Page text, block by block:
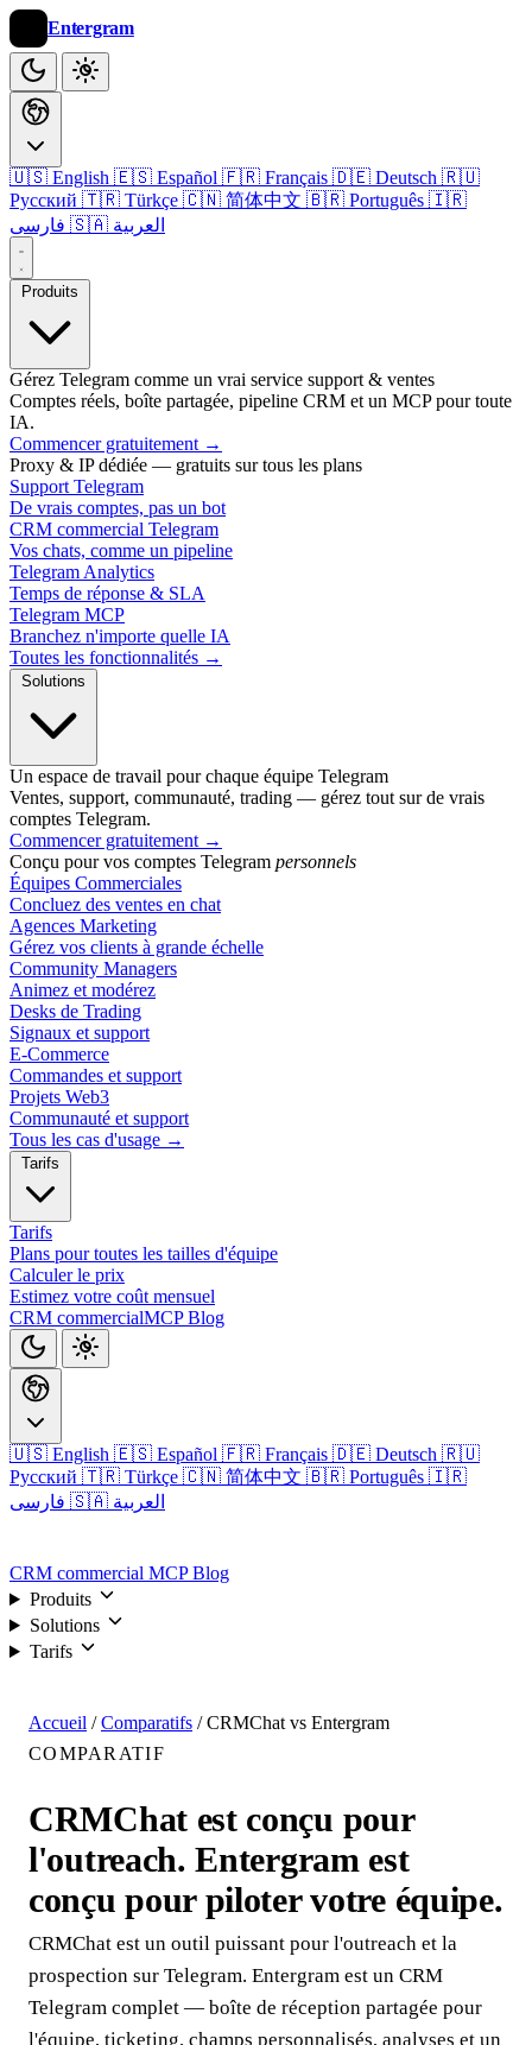
Entergram
🇺🇸 English 🇪🇸 Español 🇫🇷 Français 🇩🇪 Deutsch 🇷🇺
Русский 🇹🇷 Türkçe 🇨🇳 简体中文 🇧🇷 Português 🇮🇷
🇸🇦 العربية
Produits
Gérez Telegram comme un vrai service support & ventes
Comptes réels, boîte partagée, pipeline CRM et un MCP pour toute
IA.
Commencer gratuitement →
Proxy & IP dédiée — gratuits sur tous les plans
Support Telegram
De vrais comptes, pas un bot
CRM commercial Telegram
Vos chats, comme un pipeline
Telegram Analytics
Temps de réponse & SLA
Telegram MCP
Branchez n'importe quelle IA
Toutes les fonctionnalités →
Solutions
Un espace de travail pour chaque équipe Telegram
Ventes, support, communauté, trading — gérez tout sur de vrais
comptes Telegram.
Commencer gratuitement →
Conçu pour vos comptes Telegram personnels
Équipes Commerciales
Concluez des ventes en chat
Agences Marketing
Gérez vos clients à grande échelle
Community Managers
Animez et modérez
Desks de Trading
Signaux et support
E-Commerce
Commandes et support
Projets Web3
Communauté et support
Tous les cas d'usage →
Tarifs
Tarifs
Plans pour toutes les tailles d'équipe
Calculer le prix
Estimez votre coût mensuel
CRM commercialMCPBlog
🇺🇸 English 🇪🇸 Español 🇫🇷 Français 🇩🇪 Deutsch 🇷🇺
Русский 🇹🇷 Türkçe 🇨🇳 简体中文 🇧🇷 Português 🇮🇷
🇸🇦 العربية
CRM commercial MCPBlog
Produits
Solutions
Tarifs
Accueil / Comparatifs / CRMChat vs Entergram
COMPARATIF
CRMChat est conçu pour
l'outreach. Entergram est
conçu pour piloter votre équipe.
CRMChat est un outil puissant pour l'outreach et la
prospection sur Telegram. Entergram est un CRM
Telegram complet — boîte de réception partagée pour
l'équipe, ticketing, champs personnalisés, analyses et un